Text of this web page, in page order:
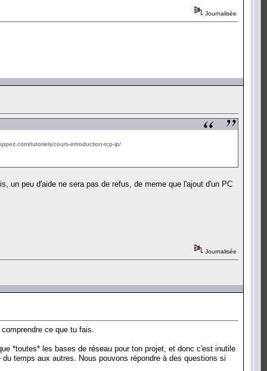
Journalisée
tutoriels/cours-introduction-tcp-ip/
un peu d'aide ne sera pas de refus, de meme que l'ajout d'un PC
Journalisée
ce que tu fais.
*toutes* les bases de réseau pour ton projet, et donc c'est inutile
temps aux autres. Nous pouvons répondre à des questions si